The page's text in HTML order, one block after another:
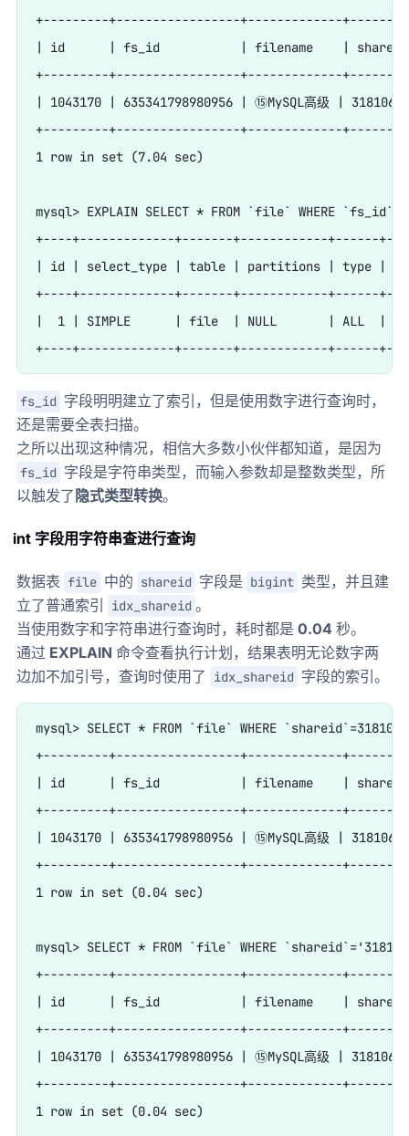
+---------+-----------------+-------------
| id      | fs_id           | filename    |
+---------+-----------------+-------------
| 1043170 | 635341798980956 | ⑮MySQL高级 |
+---------+-----------------+-------------
1 row in set (7.04 sec)
mysql> EXPLAIN SELECT * FROM `file` WHERE
+----+-------------+-------+------------+------
| id | select_type | table | partitions | type |
+----+-------------+-------+------------+------
|  1 | SIMPLE      | file  | NULL       | ALL  |
fs_id 字段明明建立了索引，但是使用数字进行查询时，
还是需要全表扫描。
之所以出现这种情况，相信大多数小伙伴都知道，是因为
fs_id 字段是字符串类型，而输入参数却是整数类型，所
以触发了隐式类型转换。
int 字段用字符串查进行查询
数据表 file 中的 shareid 字段是 bigint 类型，并且建
立了普通索引
idx_shareid 。
当使用数字和字符串进行查询时，耗时都是 0.04 秒。
通过 EXPLAIN 命令查看执行计划，结果表明无论数字两
边加不加引号，查询时使用了
idx_shareid 字段的索引。
mysql> SELECT * FROM `file` WHERE
+---------+-----------------+-------------
| id      | fs_id           | filename    |
+---------+-----------------+-------------
| 1043170 | 635341798980956 | ⑮MySQL高级 |
+---------+-----------------+-------------
1 row in set (0.04 sec)
mysql> SELECT * FROM `file` WHERE
+---------+-----------------+-------------
| id      | fs_id           | filename    |
+---------+-----------------+-------------
| 1043170 | 635341798980956 | ⑮MySQL高级 |
+---------+-----------------+-------------
1 row in set (0.04 sec)